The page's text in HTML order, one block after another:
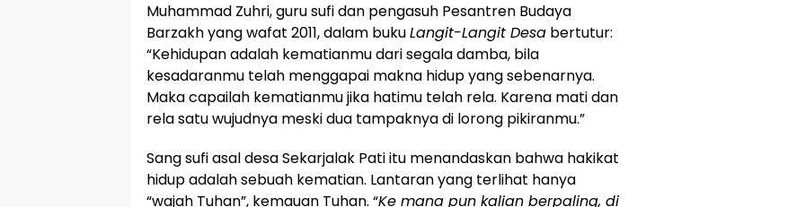
Muhammad Zuhri, guru sufi dan pengasuh Pesantren Budaya
Barzakh yang wafat 2011, dalam bukuLangit-Langit Desa bertutur:
“Kehidupan adalah kematianmu dari segala damba, bila
kesadaranmu telah menggapai makna hidup yang sebenarnya.
Maka capailah kematianmu jika hatimu telah rela. Karena mati dan
rela satu wujudnya meski dua tampaknya di lorong pikiranmu.”
Sang sufi asal desa Sekarjalak Pati itu menandaskan bahwa hakikat
hidup adalah sebuah kematian. Lantaran yang terlihat hanya
“wajah Tuhan”, kemauan Tuhan. “Ke mana pun kalian berpaling, di